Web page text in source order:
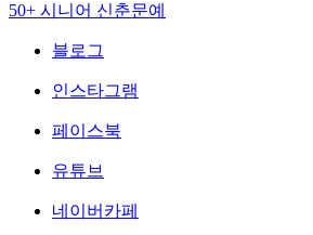
50+ 시니어 신춘문예
블로그
인스타그램
페이스북
유튜브
네이버카페